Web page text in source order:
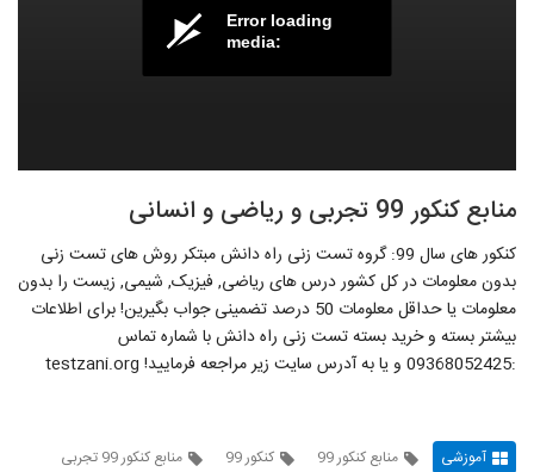
Error loading
media:
منابع کنکور 99 تجربی و ریاضی و انسانی
کنکور های سال 99: گروه تست زنی راه دانش مبتکر روش های تست زنی
بدون معلومات در کل کشور درس های ریاضی, فیزیک, شیمی, زیست را بدون
معلومات یا حداقل معلومات 50 درصد تضمینی جواب بگیرین! برای اطلاعات
بیشتر بسته و خرید بسته تست زنی راه دانش با شماره تماس
:09368052425 و یا به آدرس سایت زیر مراجعه فرمایید! testzani.org
آموزشی منابع کنکور 99 کنکور 99
منابع کنکور 99 تجربی